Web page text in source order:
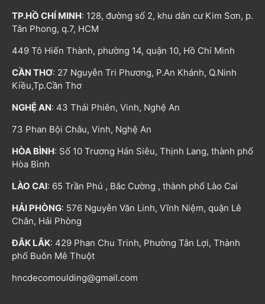
TP.HỒ CHÍ MINH: 128, đường số 2, khu dân cư Kim Sơn, p.
Tân Phong, q.7, HCM
449 Tô Hiến Thành, phường 14, quận 10, Hồ Chí Minh
CẦN THƠ: 27 Nguyễn Tri Phương, P.An Khánh, Q.Ninh
Kiều,Tp.Cần Thơ
NGHỆ AN: 43 Thái Phiên, Vinh, Nghệ An
73 Phan Bội Châu, Vinh, Nghệ An
HÒA BÌNH: Số 10 Trương Hán Siêu, Thịnh Lang, thành phố
Hòa Bình
LÀO CAI: 65 Trần Phú , Bắc Cường , thành phố Lào Cai
HẢI PHÒNG: 576 Nguyễn Văn Linh, Vĩnh Niệm, quận Lê
Chân, Hải Phòng
ĐẮK LẮK: 429 Phan Chu Trinh, Phường Tân Lợi, Thành
phố Buôn Mê Thuột
hncdecomoulding@gmail.com